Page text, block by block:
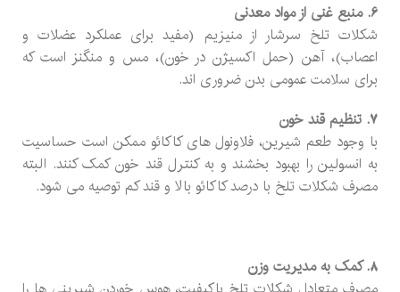
6. منبع غنی از مواد معدنی
شکلات تلخ سرشار از منیزیم (مفید برای عملکرد عضلات و
اعصاب)، آهن (حمل اکسیژن در خون)، مس و منگنز است که
برای سلامت عمومی بدن ضروری اند.
7. تنظیم قند خون
با وجود طعم شیرین، فلاونول های کاکائو ممکن است حساسیت
به انسولین را بهبود بخشند و به کنترل قند خون کمک کنند. البته
مصرف شکلات تلخ با درصد کاکائو بالا و قند کم توصیه می شود.
8. کمک به مدیریت وزن